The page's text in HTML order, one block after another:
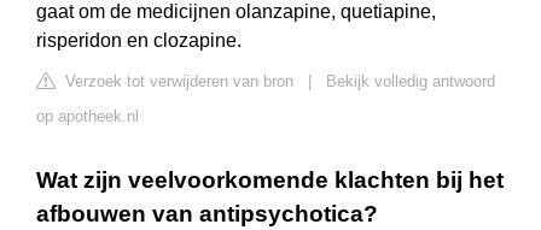
gaat om de medicijnen olanzapine, quetiapine,
risperidon en clozapine.
Verzoek tot verwijderen van bron
Bekijk volledig antwoord
op apotheek.nl
Wat zijn veelvoorkomende klachten bij het
afbouwen van antipsychotica?